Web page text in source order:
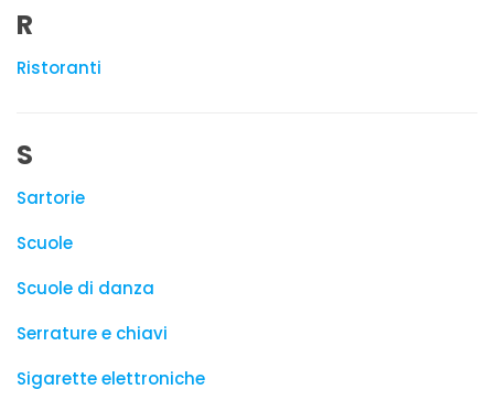
R
Ristoranti
S
Sartorie
Scuole
Scuole di danza
Serrature e chiavi
Sigarette elettroniche